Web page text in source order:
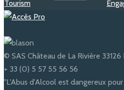
© SAS Château de La Rivière 33126
+ 33 (0) 5 57 55 56 56
"L'Abus d'Alcool est dangereux